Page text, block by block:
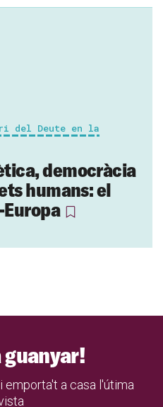
del Deute en la
democràcia
humans: el
emporta't a casa l'útima